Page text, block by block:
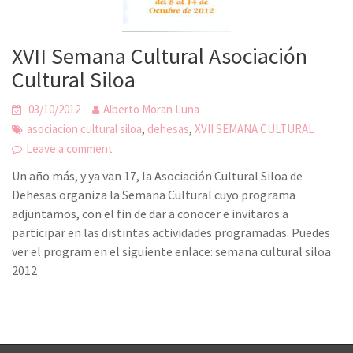
XVII Semana Cultural Asociación
Cultural Siloa
03/10/2012
Alberto Moran Luna
asociacion cultural siloa, dehesas,XVII SEMANA CULTURAL
Leave a comment
Un año más, y ya van 17, la Asociación Cultural Siloa de
Dehesas organiza la Semana Cultural cuyo programa
adjuntamos, con el fin de dar a conocer e invitaros a
participar en las distintas actividades programadas. Puedes
ver el program en el siguiente enlace: semana cultural siloa
2012